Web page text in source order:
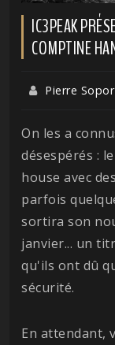
IC3PEAK
COMPTINE
Pierre Sopor
On les a
désespérés :
house avec
parfois
sortira son
janvier... un
qu'ils ont dû
sécurité.
En attendant,